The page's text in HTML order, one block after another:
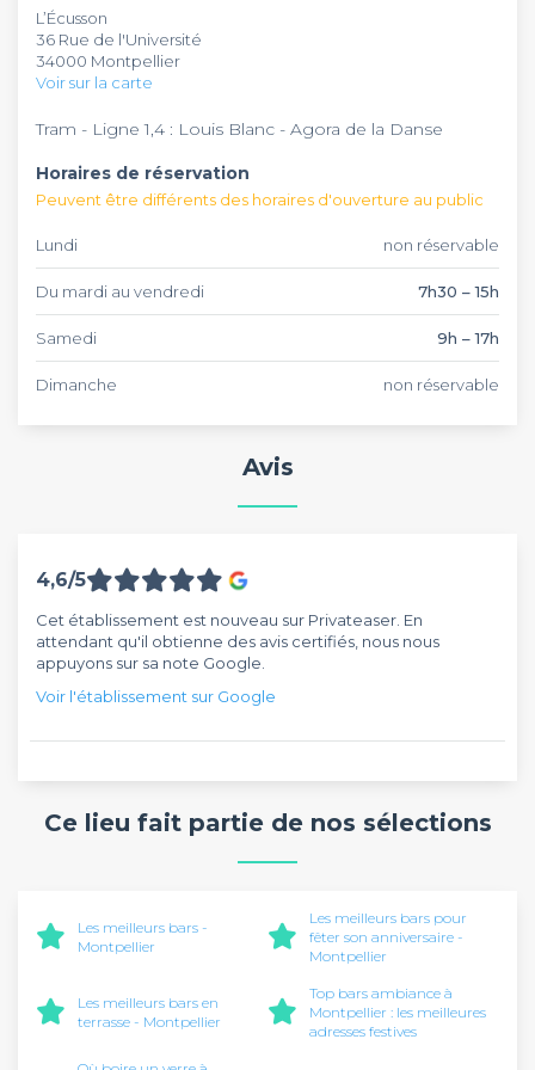
Vous pouvez également vous attabler sur la terrasse
ensoleillée près d’une ruelle typiquement provençale où
vous pouvez siroter une pinte de bière en toute sérénité.
événements spéciaux, privés ou professionnels. Une fête
d’anniversaire ou un enterrement de vie de célibataire à
organiser ? Faites une demande de réservation dès
aujourd’hui.
L’Écusson
36 Rue de l'Université
34000 Montpellier
Voir sur la carte
Tram - Ligne 1,4 : Louis Blanc - Agora de la Danse
Horaires de réservation
Peuvent être différents des horaires d'ouverture au public
Lundi non réservable
Du mardi au vendredi 7h30 – 15h
Samedi 9h – 17h
Dimanche non réservable
Avis
4,6/5
Cet établissement est nouveau sur Privateaser. En
attendant qu'il obtienne des avis certifiés, nous nous
appuyons sur sa note Google.
Voir l'établissement sur Google
Ce lieu fait partie de nos sélections
Les meilleurs bars -
Montpellier
Les meilleurs bars pour
fêter son anniversaire -
Montpellier
Les meilleurs bars en
terrasse - Montpellier
Top bars ambiance à
Montpellier : les meilleures
adresses festives